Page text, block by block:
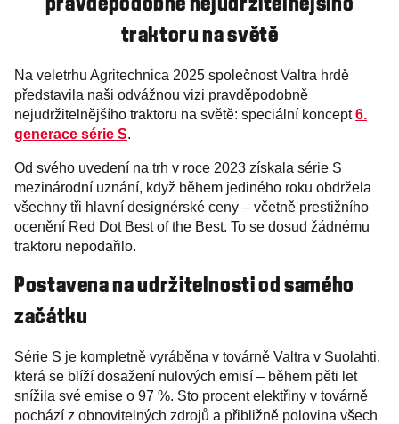
pravděpodobně nejudržitelnějšího
traktoru na světě
Na veletrhu Agritechnica 2025 společnost Valtra hrdě
představila naši odvážnou vizi pravděpodobně
nejudržitelnějšího traktoru na světě: speciální koncept6.
generace série S.
Od svého uvedení na trh v roce 2023 získala série S
mezinárodní uznání, když během jediného roku obdržela
všechny tři hlavní designérské ceny – včetně prestižního
ocenění Red Dot Best of the Best. To se dosud žádnému
traktoru nepodařilo.
Postavena na udržitelnosti od samého
začátku
Série S je kompletně vyráběna v továrně Valtra v Suolahti,
která se blíží dosažení nulových emisí – během pěti let
snížila své emise o 97 %. Sto procent elektřiny v továrně
pochází z obnovitelných zdrojů a přibližně polovina všech